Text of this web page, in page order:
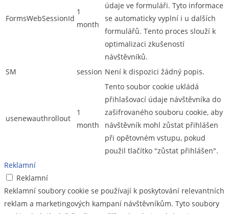
FormsWebSessionId
1
month
údaje ve formuláři. Tyto informace
se automaticky vyplní i u dalších
formulářů. Tento proces slouží k
optimalizaci zkušeností
návštěvníků.
SM
session Není k dispozici žádný popis.
usenewauthrollout
1
month
Tento soubor cookie ukládá
přihlašovací údaje návštěvníka do
zašifrovaného souboru cookie, aby
návštěvník mohl zůstat přihlášen
při opětovném vstupu, pokud
použil tlačítko "zůstat přihlášen".
Reklamní
Reklamní
Reklamní soubory cookie se používají k poskytování relevantních
reklam a marketingových kampaní návštěvníkům. Tyto soubory